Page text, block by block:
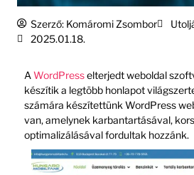
Szerző: Komáromi Zsombor
2025.01.18.
AWordPresselterjedt weboldal
készítik a legtöbb honlapot
számára készítettünk WordPress
van, amelynek karbantartásával,
optimalizálásával fordultak hozzánk.